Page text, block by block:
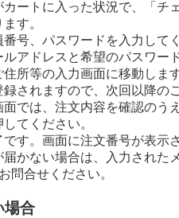
カートに入った状況で、「チ
す。
号、パスワードを入力して
アドレスと希望のパスワー
所等の入力画面に移動しま
録されますので、次回以降の
では、注文内容を確認のう
てください。
です。画面に注文番号が表
かない場合は、入力された
問合せください。
場合